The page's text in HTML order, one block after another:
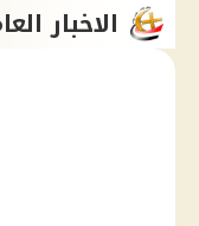
الاخبار